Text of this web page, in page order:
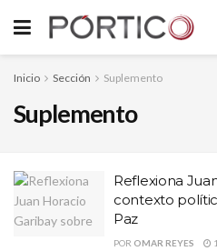
Inicio Sección Suplemento
Suplemento
Reflexiona
contexto
Paz
POR OMAR REYES